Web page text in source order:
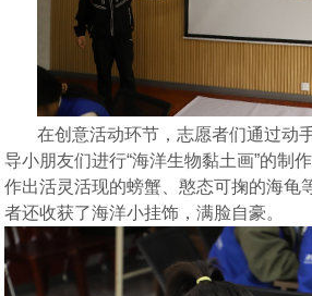
在创意活动环节，志愿者们通过动
导小朋友们进行“海洋生物黏土画”的制作
作出活灵活现的螃蟹、憨态可掬的海龟
者还收获了海洋小挂饰，满脸自豪。